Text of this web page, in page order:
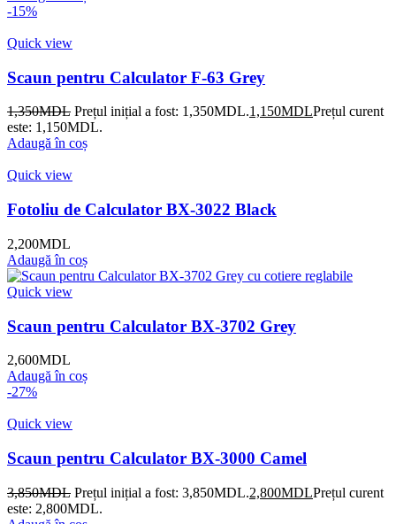
-15%
Quick view
Scaun pentru Calculator F-63 Grey
1,350MDL Prețul inițial a fost: 1,350MDL.1,150MDLPrețul curent
este: 1,150MDL.
Adaugă în coș
Quick view
Fotoliu de Calculator BX-3022 Black
2,200MDL
Adaugă în coș
Quick view
Scaun pentru Calculator BX-3702 Grey
2,600MDL
Adaugă în coș
-27%
Quick view
Scaun pentru Calculator BX-3000 Camel
3,850MDL Prețul inițial a fost: 3,850MDL.2,800MDLPrețul curent
este: 2,800MDL.